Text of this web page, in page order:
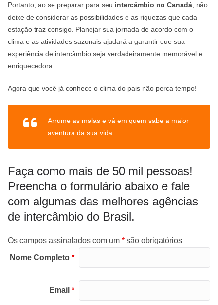
Portanto, ao se preparar para seu intercâmbio no Canadá , não
deixe de considerar as possibilidades e as riquezas que cada
estação traz consigo. Planejar sua jornada de acordo com o
clima e as atividades sazonais ajudará a garantir que sua
experiência de intercâmbio seja verdadeiramente memorável e
enriquecedora.
Agora que você já conhece o clima do pais não perca tempo!
Arrume as malas e vá em quem sabe a maior
aventura da sua vida.
Faça como mais de 50 mil pessoas!
Preencha o formulário abaixo e fale
com algumas das melhores agências
de intercâmbio do Brasil.
Os campos assinalados com um * são obrigatórios
Nome Completo*
Email*